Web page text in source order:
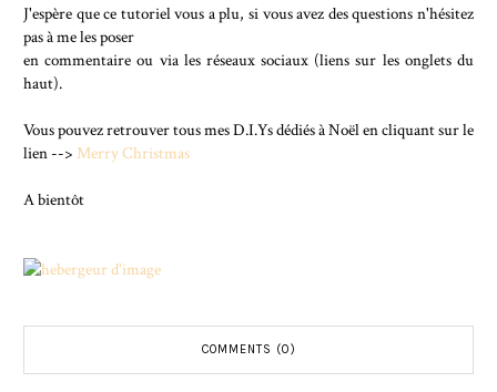
J'espère que ce tutoriel vous a plu, si vous avez des questions n'hésitez
pas à me les poser
en commentaire ou via les réseaux sociaux (liens sur les onglets du
haut).
Vous pouvez retrouver tous mes D.I.Ys dédiés à Noël en cliquant sur le
lien --> Merry Christmas
A bientôt
COMMENTS (0)